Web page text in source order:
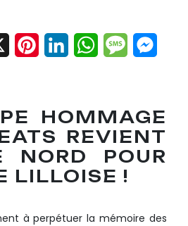
X Pinterest
LinkedInWhatsApp
HOMMAGE
REVIENT
NORD POUR
LILLOISE !
à perpétuer la mémoire des